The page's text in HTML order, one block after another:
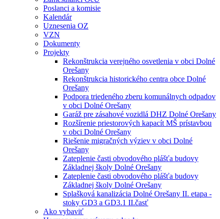
Poslanci a komisie
Kalendár
Uznesenia OZ
VZN
Dokumenty
Projekty
Rekonštrukcia verejného osvetlenia v obci Dolné
Orešany
Rekonštrukcia historického centra obce Dolné
Orešany
Podpora triedeného zberu komunálnych odpadov
v obci Dolné Orešany
Garáž pre zásahové vozidlá DHZ Dolné Orešany
Rozšírenie priestorových kapacít MŠ prístavbou
v obci Dolné Orešany
Riešenie migračných výziev v obci Dolné
Orešany
Zateplenie časti obvodového plášťa budovy
Základnej školy Dolné Orešany
Zateplenie časti obvodového plášťa budovy
Základnej školy Dolné Orešany
Splašková kanalizácia Dolné Orešany II. etapa -
stoky GD3 a GD3.1 II.časť
Ako vybaviť